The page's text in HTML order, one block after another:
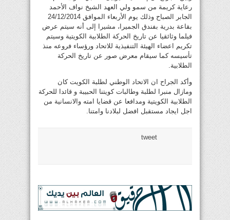
رعاية كريمة من سمو ولي العهد الشيخ نواف الأحمد
الجابر الصباح وذلك يوم الأربعاء الموافق 24/12/2014
بقاعة بدرية بفندق الجميرا، مشيرا إلى أنه سيتم عرض
فيلما وثائقيا عن تاريخ الحركة الطلابية الكويتية وسيتم
تكريم اعضاء الهيئة التنفيذية للاتحاد ورؤساء فروعه منذ
تأسيسه كما سيقام معرض صور عن تاريخ الحركة
الطلابية.
وأكد الجراح ان الاتحاد الوطني لطلبة الكويت كان
ومازال منبرا لطلبة وطالبات كويتنا الحبيبة و قائدا للحركة
الطلابية الكويتية ومدافعا عن قضايا امته والانسانية من
اجل ايجاد مستقبل افضل لبلادنا وامتنا.
tweet